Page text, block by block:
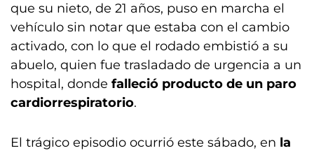
que su nieto, de 21 años, puso en marcha el
vehículo sin notar que estaba con el cambio
activado, con lo que el rodado embistió a su
abuelo, quien fue trasladado de urgencia a un
hospital, donde falleció producto de un paro
cardiorrespiratorio.
El trágico episodio ocurrió este sábado, en la